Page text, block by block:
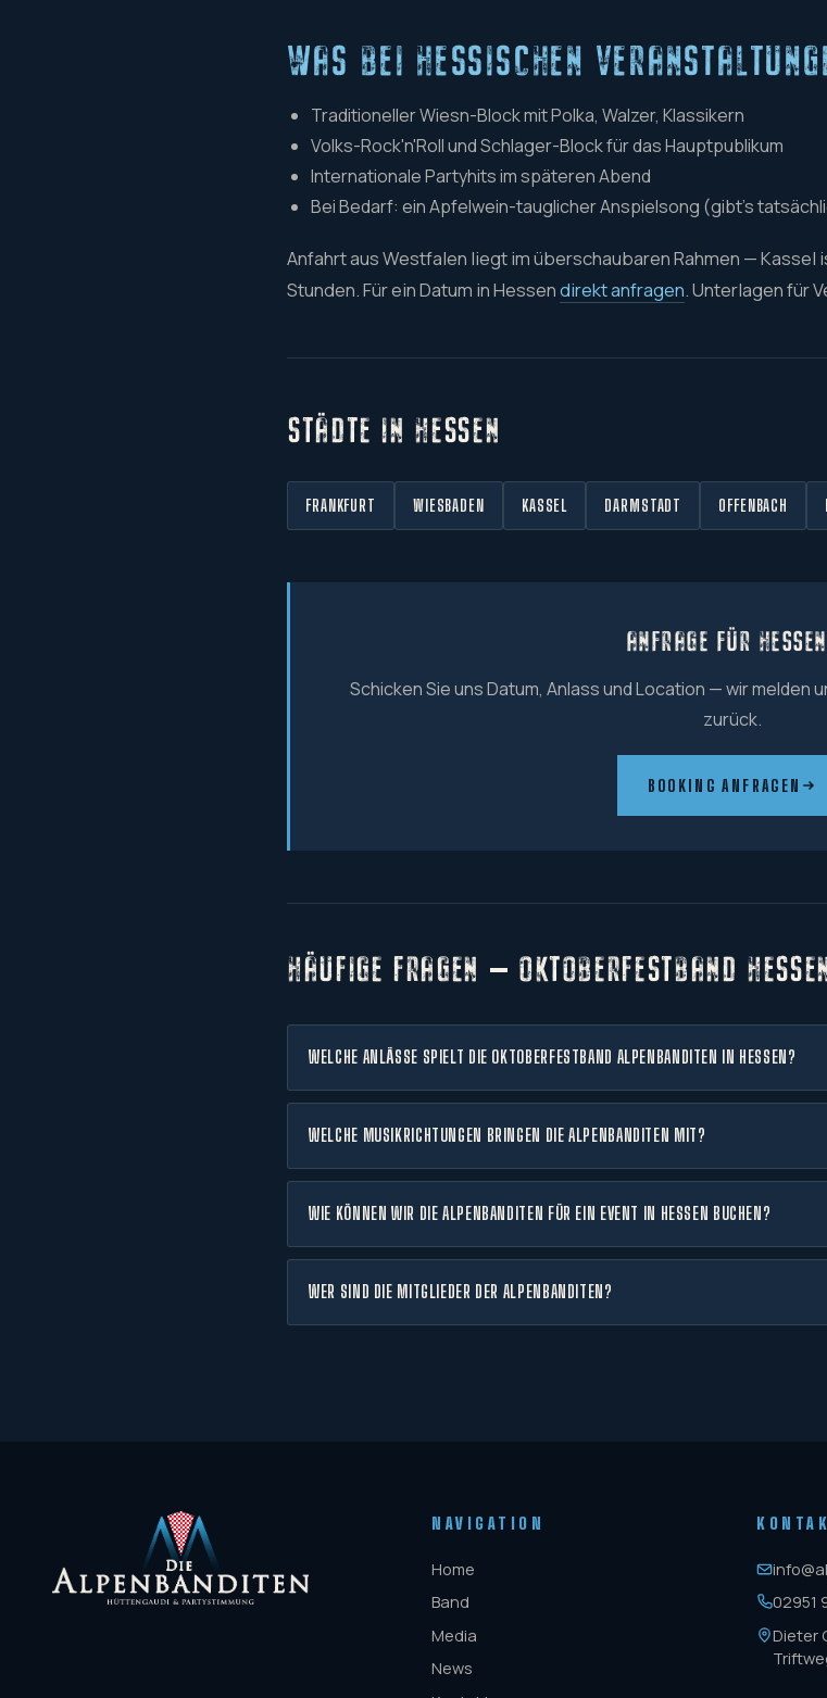
WAS BEI HESSISCHEN
Traditioneller Wiesn-Block mit Polka, Walzer, Klassikern
Volks-Rock'n'Roll und Schlager-Block für das Hauptpublikum
Internationale Partyhits im späteren Abend
Bei Bedarf: ein Apfelwein-tauglicher Anspielsong (gibt's
Anfahrt aus Westfalen liegt im überschaubaren Rahmen — Kassel
Stunden. Für ein Datum in Hessendirekt anfragen. Unterlagen für
STÄDTE IN HESSEN
FRANKFURT WIESBADEN KASSEL DARMSTADT OFFENBACH
ANFRAGE FÜR
Schicken Sie uns Datum, Anlass und Location — wir melden
zurück.
BOOKING ANFRAGEN
HÄUFIGE FRAGEN — OKTOBERFESTBAND
WELCHE ANLÄSSE SPIELT DIE OKTOBERFESTBAND ALPENBANDITEN IN HESSEN?
WELCHE MUSIKRICHTUNGEN BRINGEN DIE ALPENBANDITEN MIT?
WIE KÖNNEN WIR DIE ALPENBANDITEN FÜR EIN EVENT IN HESSEN BUCHEN?
WER SIND DIE MITGLIEDER DER ALPENBANDITEN?
NAVIGATION
Home
Band
Media
News
02951
Dieter